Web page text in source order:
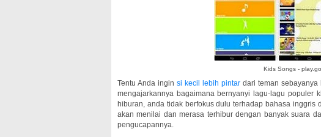
Kids Songs -
Tentu Anda ingin si kecil lebih pintar dari teman
mengajarkannya bagaimana bernyanyi lagu-lagu populer
hiburan, anda tidak berfokus dulu terhadap bahasa
akan menilai dan merasa terhibur dengan banyak suara
pengucapannya.